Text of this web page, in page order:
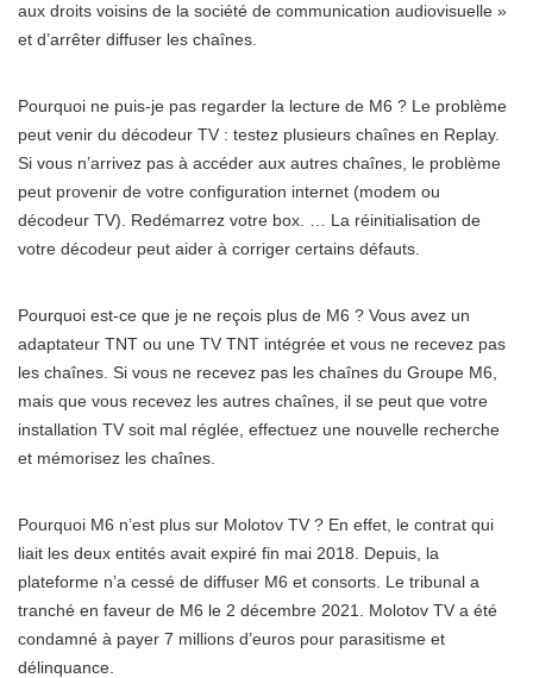
aux droits voisins de la société de communication audiovisuelle »
et d’arrêter diffuser les chaînes.
Pourquoi ne puis-je pas regarder la lecture de M6 ? Le problème
peut venir du décodeur TV : testez plusieurs chaînes en Replay.
Si vous n’arrivez pas à accéder aux autres chaînes, le problème
peut provenir de votre configuration internet (modem ou
décodeur TV). Redémarrez votre box. … La réinitialisation de
votre décodeur peut aider à corriger certains défauts.
Pourquoi est-ce que je ne reçois plus de M6 ? Vous avez un
adaptateur TNT ou une TV TNT intégrée et vous ne recevez pas
les chaînes. Si vous ne recevez pas les chaînes du Groupe M6,
mais que vous recevez les autres chaînes, il se peut que votre
installation TV soit mal réglée, effectuez une nouvelle recherche
et mémorisez les chaînes.
Pourquoi M6 n’est plus sur Molotov TV ? En effet, le contrat qui
liait les deux entités avait expiré fin mai 2018. Depuis, la
plateforme n’a cessé de diffuser M6 et consorts. Le tribunal a
tranché en faveur de M6 le 2 décembre 2021. Molotov TV a été
condamné à payer 7 millions d’euros pour parasitisme et
délinquance.